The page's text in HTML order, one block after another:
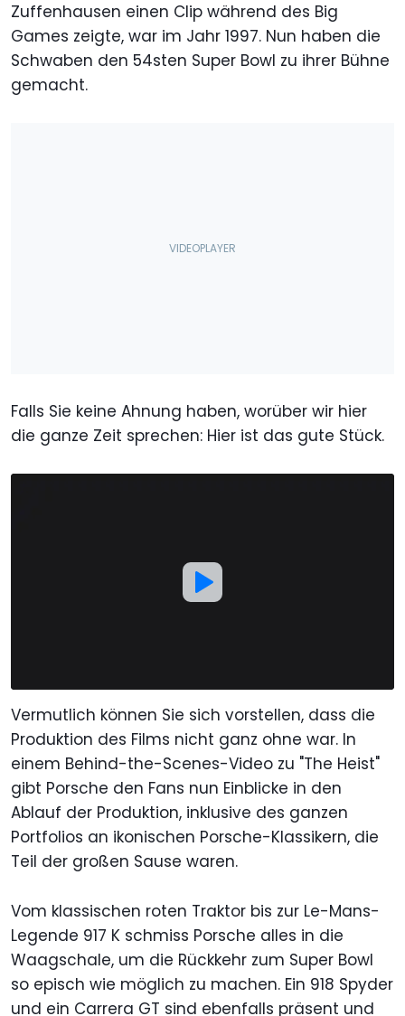
Zuffenhausen einen Clip während des Big
Games zeigte, war im Jahr 1997. Nun haben die
Schwaben den 54sten Super Bowl zu ihrer Bühne
gemacht.
Falls Sie keine Ahnung haben, worüber wir hier
die ganze Zeit sprechen: Hier ist das gute Stück.
Vermutlich können Sie sich vorstellen, dass die
Produktion des Films nicht ganz ohne war. In
einem Behind-the-Scenes-Video zu "The Heist"
gibt Porsche den Fans nun Einblicke in den
Ablauf der Produktion, inklusive des ganzen
Portfolios an ikonischen Porsche-Klassikern, die
Teil der großen Sause waren.
Vom klassischen roten Traktor bis zur Le-Mans-
Legende 917 K schmiss Porsche alles in die
Waagschale, um die Rückkehr zum Super Bowl
so episch wie möglich zu machen. Ein 918 Spyder
und ein Carrera GT sind ebenfalls präsent und